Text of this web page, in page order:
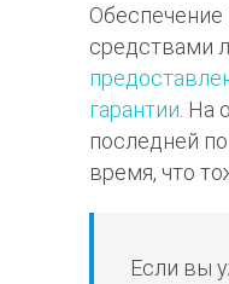
средствами
гарантии .
последней
время, что
Если вы